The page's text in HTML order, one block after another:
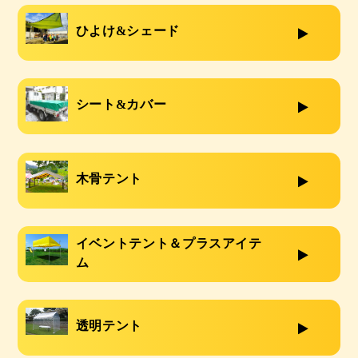
ひよけ&シェード
シート&カバー
木骨テント
イベントテント＆プラスアイテ
ム
透明テント